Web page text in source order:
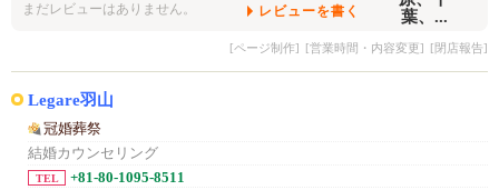
まだレビューはありません。 レビューを書く
[ページ制作] [営業時間・内容変更] [閉店報告]
Legare羽山
冠婚葬祭
結婚カウンセリング
TEL +81-80-1095-8511